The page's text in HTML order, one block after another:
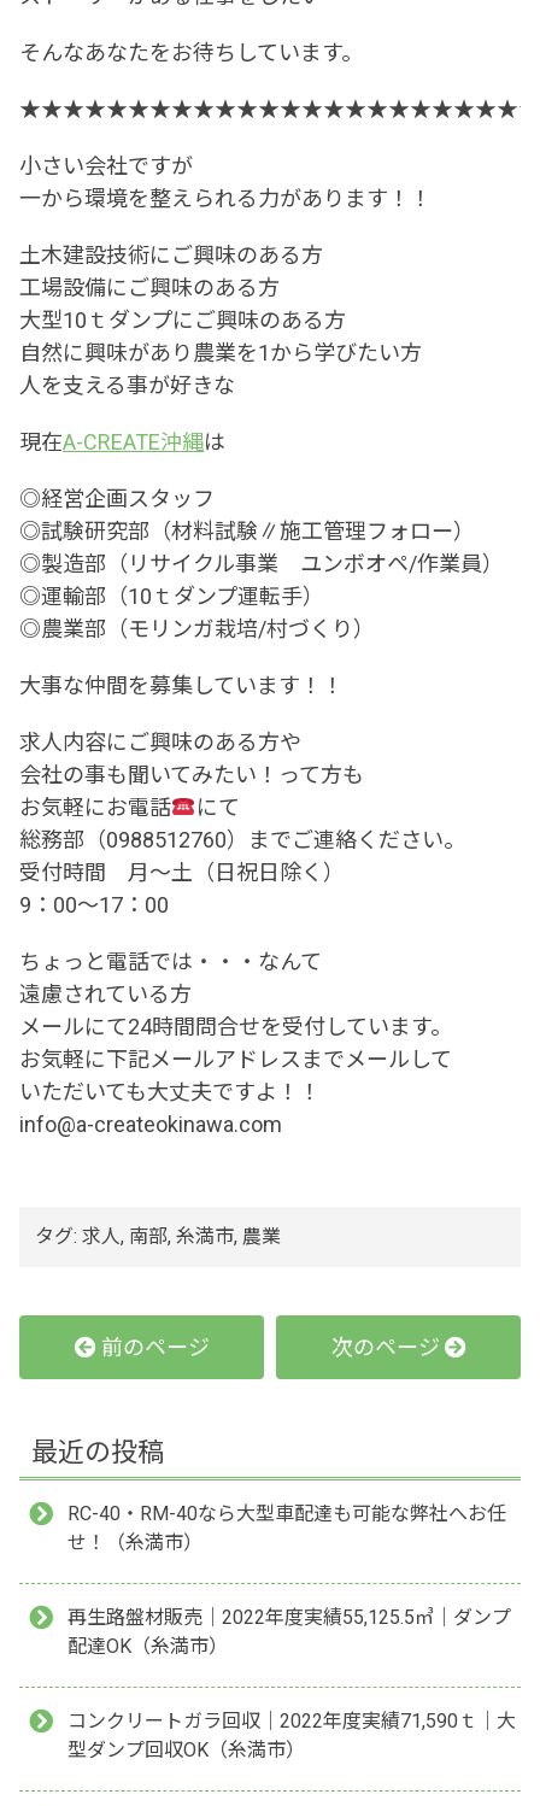
そんなあなたをお待ちしています。
★★★★★★★★★★★★★★★★★★★★★★★★
小さい会社ですが
一から環境を整えられる力があります！！
土木建設技術にご興味のある方
工場設備にご興味のある方
大型10ｔダンプにご興味のある方
自然に興味があり農業を1から学びたい方
人を支える事が好きな
現在A-CREATE沖縄は
◎経営企画スタッフ
◎試験研究部（材料試験∥施工管理フォロー）
◎製造部（リサイクル事業 ユンボオペ/作業員）
◎運輸部（10ｔダンプ運転手）
◎農業部（モリンガ栽培/村づくり）
大事な仲間を募集しています！！
求人内容にご興味のある方や
会社の事も聞いてみたい！って方も
お気軽にお電話
にて
総務部（0988512760）までご連絡ください。
受付時間 月～土（日祝日除く）
9：00～17：00
ちょっと電話では・・・なんて
遠慮されている方
メールにて24時間問合せを受付しています。
お気軽に下記メールアドレスまでメールして
いただいても大丈夫ですよ！！
info@a-createokinawa.com
タグ: 求人, 南部, 糸満市, 農業
前のページ 次のページ
最近の投稿
RC-40・RM-40なら大型車配達も可能な弊社へお任
せ！（糸満市）
再生路盤材販売｜2022年度実績55,125.5㎥｜ダンプ
配達OK（糸満市）
コンクリートガラ回収｜2022年度実績71,590ｔ｜大
型ダンプ回収OK（糸満市）